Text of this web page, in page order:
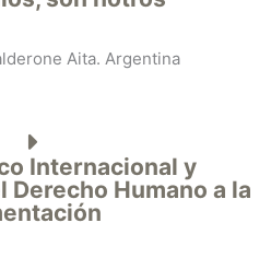
Aita. Argentina
Internacional y
Humano a la